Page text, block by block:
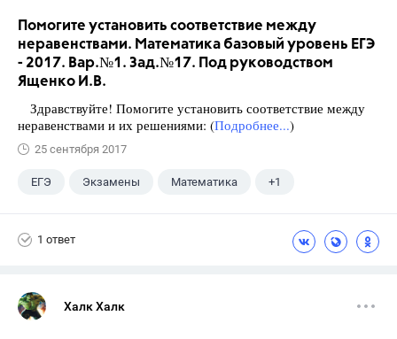
Помогите установить соответствие между
неравенствами. Математика базовый уровень ЕГЭ
- 2017. Вар.№1. Зад.№17. Под руководством
Ященко И.В.
Здравствуйте! Помогите установить соответствие между
неравенствами и их решениями: (Подробнее...)
25 сентября 2017
ЕГЭ Экзамены Математика +1
1 ответ
Халк Халк